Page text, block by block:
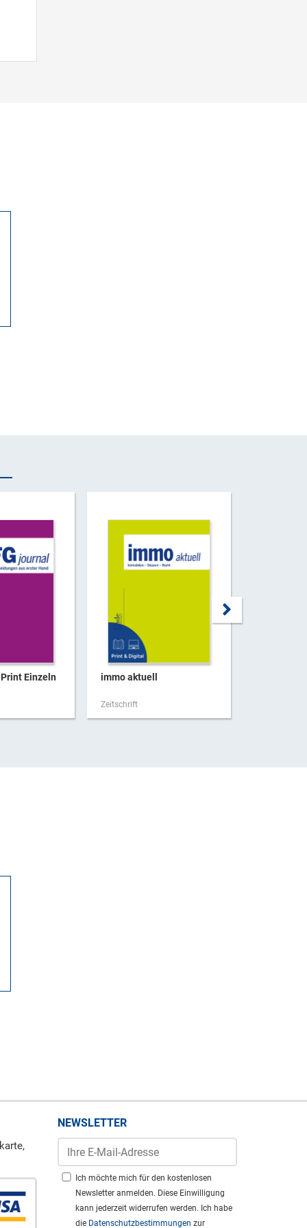
Einzeln immo aktuell
Zeitschrift
NEWSLETTER
Ich möchte mich für den kostenlosen
Newsletter anmelden. Diese Einwilligung
kann jederzeit widerrufen werden. Ich habe
die Datenschutzbestimmungen zur